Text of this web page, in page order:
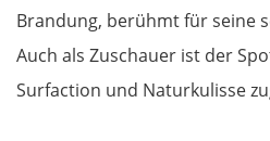
Brandung, berühmt für seine
Auch als Zuschauer ist der
Surfaction und Naturkulisse
Slowakei